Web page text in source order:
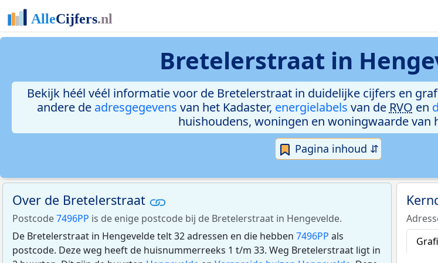
Bretelerstraat in
Bekijk héél véél informatie voor de Bretelerstraat in duidelijke cijfers en
andere de adresgegevens van het Kadaster, energielabels van de RVO en
huishoudens, woningen en woningwaarde van
Pagina inhoud ⇵
Over de Bretelerstraat
Postcode7496PP is de enige postcode bij de Bretelerstraat in Hengevelde.
De Bretelerstraat in Hengevelde telt 32 adressen en die hebben 7496PP als
postcode. Deze weg heeft de huisnummerreeks 1 t/m 33. Weg Bretelerstraat ligt in